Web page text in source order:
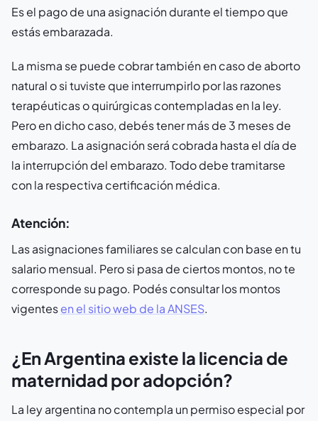
Es el pago de una asignación durante el tiempo que
estás embarazada.
La misma se puede cobrar también en caso de aborto
natural o si tuviste que interrumpirlo por las razones
terapéuticas o quirúrgicas contempladas en la ley.
Pero en dicho caso, debés tener más de 3 meses de
embarazo. La asignación será cobrada hasta el día de
la interrupción del embarazo. Todo debe tramitarse
con la respectiva certificación médica.
Atención:
Las asignaciones familiares se calculan con base en tu
salario mensual. Pero si pasa de ciertos montos, no te
corresponde su pago. Podés consultar los montos
vigentesen el sitio web de la ANSES.
¿En Argentina existe la licencia de
maternidad por adopción?
La ley argentina no contempla un permiso especial por